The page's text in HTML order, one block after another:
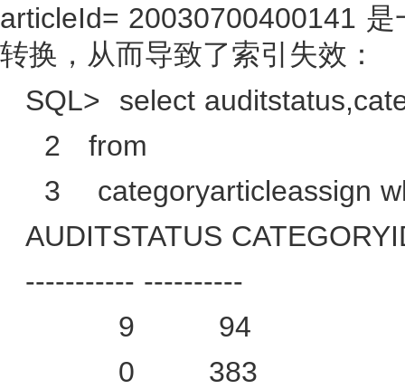
articleId= 20030700400141 是
转换，从而导致了索引失效：
SQL>
select
2
from
3
categoryarticleassign
AUDITSTATUS
----------- ----------
9
94
0
383